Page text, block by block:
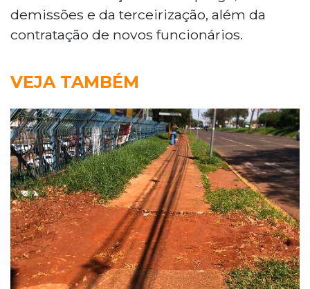
demissões e da terceirização, além da
contratação de novos funcionários.
VEJA TAMBÉM